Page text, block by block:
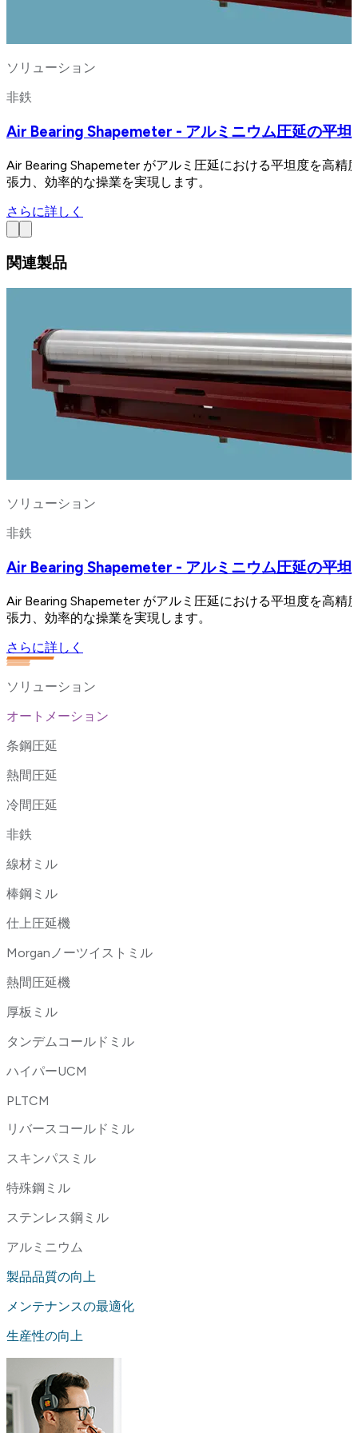
ソリューション
非鉄
Air Bearing Shapemeter - アルミニウム圧延の平坦
Air Bearing Shapemeter がアルミ圧延における平坦度を高
張力、効率的な操業を実現します。
さらに詳しく
関連製品
ソリューション
非鉄
Air Bearing Shapemeter - アルミニウム圧延の平坦
Air Bearing Shapemeter がアルミ圧延における平坦度を高
張力、効率的な操業を実現します。
さらに詳しく
ソリューション
オートメーション
条鋼圧延
熱間圧延
冷間圧延
非鉄
線材ミル
棒鋼ミル
仕上圧延機
Morganノーツイストミル
熱間圧延機
厚板ミル
タンデムコールドミル
ハイパーUCM
PLTCM
リバースコールドミル
スキンパスミル
特殊鋼ミル
ステンレス鋼ミル
アルミニウム
製品品質の向上
メンテナンスの最適化
生産性の向上